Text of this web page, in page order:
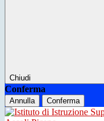
Chiudi
Conferma
Annulla Conferma